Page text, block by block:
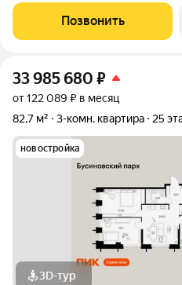
Удобное расположение: 20
«Ховрино» и 15 минут от МЦД
Позвонить
33 985 680 ₽
от 122 089 ₽ в месяц
82,7 м²
3-комн. квартира 25
новостройка
3D-тур